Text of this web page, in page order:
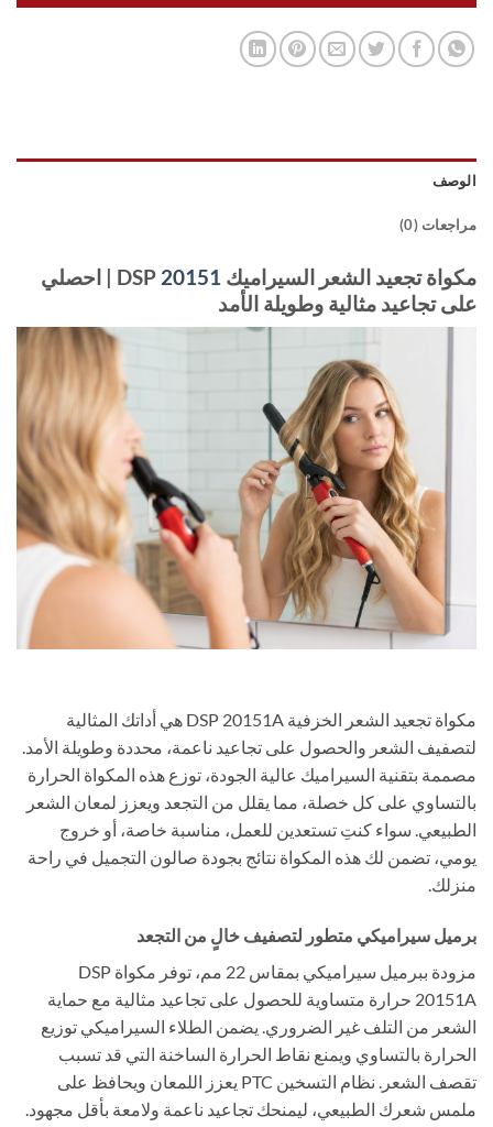
الوصف
مراجعات (0)
مكواة تجعيد الشعر السيراميك DSP 20151
| احصلي
على تجاعيد مثالية وطويلة الأمد
مكواة تجعيد الشعر الخزفية DSP 20151A هي أداتك المثالية
لتصفيف الشعر والحصول على تجاعيد ناعمة، محددة وطويلة الأمد.
مصممة بتقنية السيراميك عالية الجودة، توزع هذه المكواة الحرارة
بالتساوي على كل خصلة، مما يقلل من التجعد ويعزز لمعان الشعر
الطبيعي. سواء كنتِ تستعدين للعمل، مناسبة خاصة، أو خروج
يومي، تضمن لك هذه المكواة نتائج بجودة صالون التجميل في راحة
منزلك.
برميل سيراميكي متطور لتصفيف خالٍ من التجعد
مزودة ببرميل سيراميكي بمقاس 22 مم، توفر مكواة DSP
20151A حرارة متساوية للحصول على تجاعيد مثالية مع حماية
الشعر من التلف غير الضروري. يضمن الطلاء السيراميكي توزيع
الحرارة بالتساوي ويمنع نقاط الحرارة الساخنة التي قد تسبب
تقصف الشعر. نظام التسخين PTC يعزز اللمعان ويحافظ على
ملمس شعرك الطبيعي، ليمنحك تجاعيد ناعمة ولامعة بأقل مجهود.